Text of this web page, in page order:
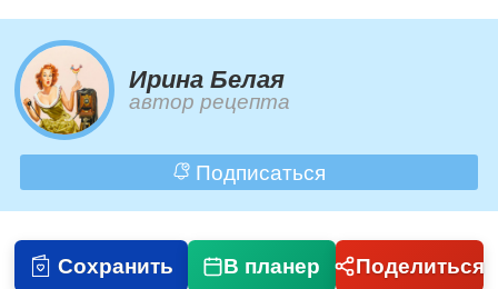
Ирина Белая
автор рецепта
Подписаться
Сохранить В планер Поделиться